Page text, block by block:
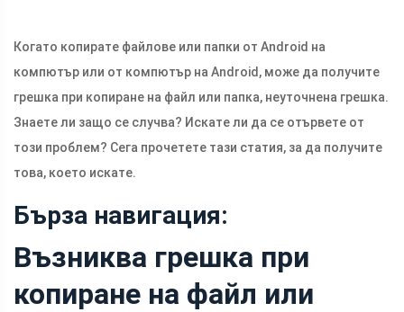
Когато копирате файлове или папки от Android на
компютър или от компютър на Android, може да получите
грешка при копиране на файл или папка, неуточнена грешка.
Знаете ли защо се случва? Искате ли да се отървете от
този проблем? Сега прочетете тази статия, за да получите
това, което искате.
Бърза навигация:
Възниква грешка при
копиране на файл или